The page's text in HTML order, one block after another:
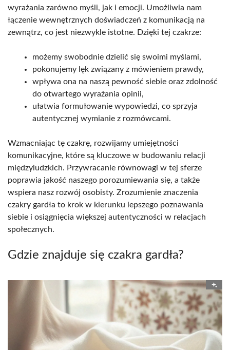
wyrażania zarówno myśli, jak i emocji. Umożliwia nam
łączenie wewnętrznych doświadczeń z komunikacją na
zewnątrz, co jest niezwykle istotne. Dzięki tej czakrze:
możemy swobodnie dzielić się swoimi myślami,
pokonujemy lęk związany z mówieniem prawdy,
wpływa ona na naszą pewność siebie oraz zdolność
do otwartego wyrażania opinii,
ułatwia formułowanie wypowiedzi, co sprzyja
autentycznej wymianie z rozmówcami.
Wzmacniając tę czakrę, rozwijamy umiejętności
komunikacyjne, które są kluczowe w budowaniu relacji
międzyludzkich. Przywracanie równowagi w tej sferze
poprawia jakość naszego porozumiewania się, a także
wspiera nasz rozwój osobisty. Zrozumienie znaczenia
czakry gardła to krok w kierunku lepszego poznawania
siebie i osiągnięcia większej autentyczności w relacjach
społecznych.
Gdzie znajduje się czakra gardła?